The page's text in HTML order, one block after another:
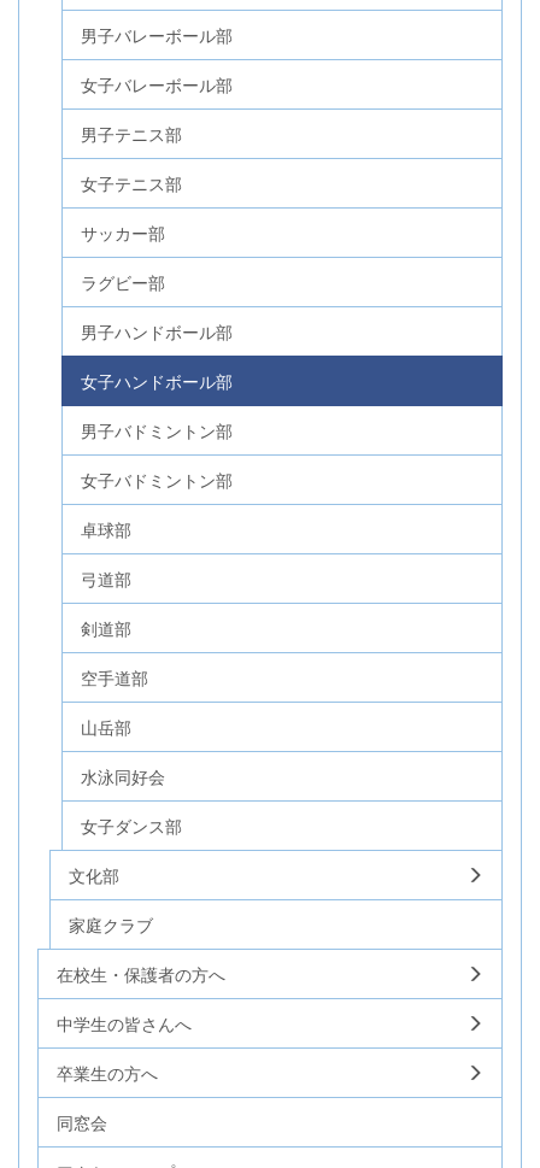
男子バレーボール部
女子バレーボール部
男子テニス部
女子テニス部
サッカー部
ラグビー部
男子ハンドボール部
女子ハンドボール部
男子バドミントン部
女子バドミントン部
卓球部
弓道部
剣道部
空手道部
山岳部
水泳同好会
女子ダンス部
文化部
家庭クラブ
在校生・保護者の方へ
中学生の皆さんへ
卒業生の方へ
同窓会